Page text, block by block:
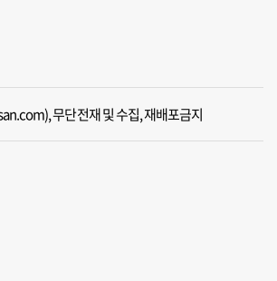
무단전재 및 수집, 재배포금지